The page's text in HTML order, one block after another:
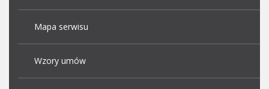
Mapa serwisu
Wzory umów